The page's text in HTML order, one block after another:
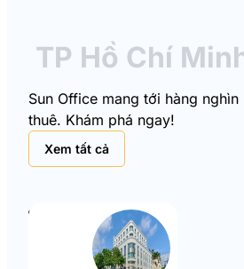
TP Hồ Chí
Sun Office mang tới hàng
thuê. Khám phá ngay!
Xem tất cả